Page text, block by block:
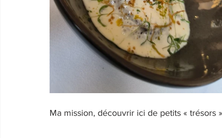
Ma mission, découvrir ici de petits « trésors